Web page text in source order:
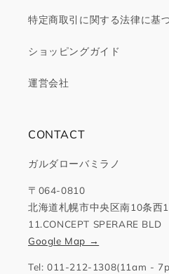
特定商取引に関する法律に基
ショッピングガイド
運営会社
CONTACT
ガルダローバミラノ
〒064-0810
北海道札幌市中央区南10条西
11.CONCEPT SPERARE BLD
Google Map →
Tel: 011-212-1308(11am -